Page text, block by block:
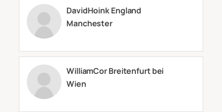
DavidHoink England
Manchester
WilliamCor Breitenfurt bei
Wien